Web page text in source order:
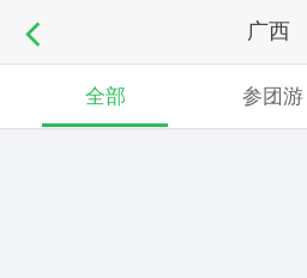
广西
全部 参团游